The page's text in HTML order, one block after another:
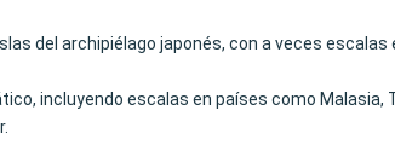
del archipiélago japonés, con a veces escalas
incluyendo escalas en países como Malasia,